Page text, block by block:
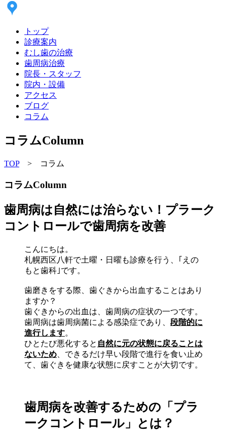
トップ
診療案内
むし歯の治療
歯周病治療
院長・スタッフ
院内・設備
アクセス
ブログ
コラム
コラムColumn
TOP> コラム
コラムColumn
歯周病は自然には治らない！プラーク
コントロールで歯周病を改善
こんにちは。
札幌西区八軒で土曜・日曜も診療を行う、｢えの
もと歯科｣です。
歯磨きをする際、歯ぐきから出血することはあり
ますか？
歯ぐきからの出血は、歯周病の症状の一つです。
歯周病は歯周病菌による感染症であり、 段階的に
進行します。
ひとたび悪化すると 自然に元の状態に戻ることは
ないため 、できるだけ早い段階で進行を食い止め
て、歯ぐきを健康な状態に戻すことが大切です。
歯周病を改善するための「プラ
ークコントロール」とは？